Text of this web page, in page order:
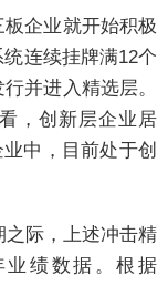
企业就开始积极
连续挂牌满12个
并进入精选层。
，创新层企业居
中，目前处于创
际，上述冲击精
业绩数据。根据